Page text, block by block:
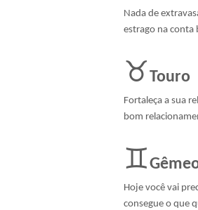
Nada de
estrago na
♉Touro
Fortaleça a sua
bom
♊
Hoje você vai
consegue o que